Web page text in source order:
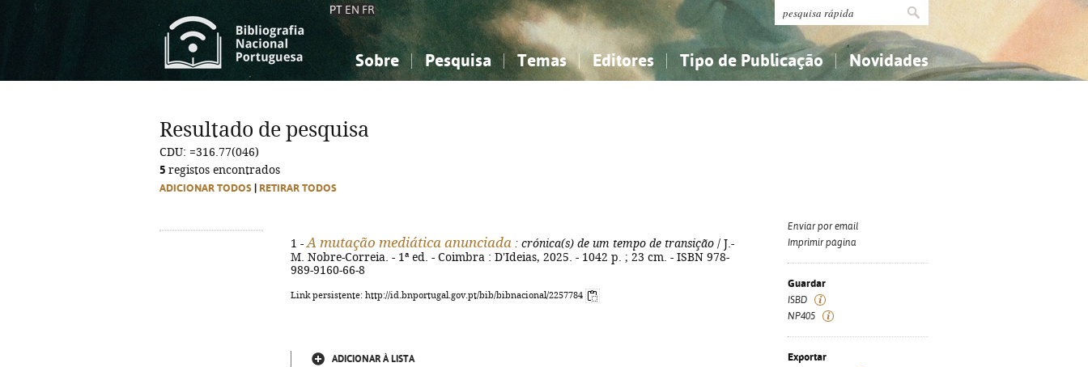
PT EN FR
Sobre Pesquisa Temas
Ciências sociais...
Editores Tipo de Publicação Novidades
Ciências sociais...
Resultado de pesquisa
CDU: =316.77(046)
5 registos encontrados
ADICIONAR TODOS RETIRAR TODOS
1 - A mutação mediática anunciada : crónica(s) de um tempo de transição / J.-
M. Nobre-Correia. - 1ª ed. - Coimbra : D'Ideias, 2025. - 1042 p. ; 23 cm. - ISBN 978-
989-9160-66-8
Link persistente: http://id.bnportugal.gov.pt/bib/bibnacional/2257784
ADICIONAR À LISTA
Enviar por email
Imprimir página
Guardar
ISBD
NP405
Exportar